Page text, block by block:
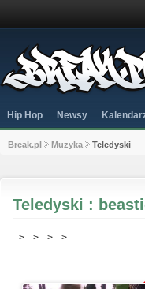
Hip Hop Newsy
Break.pl Muzyka Teledyski
Teledyski :
--> --> --> -->